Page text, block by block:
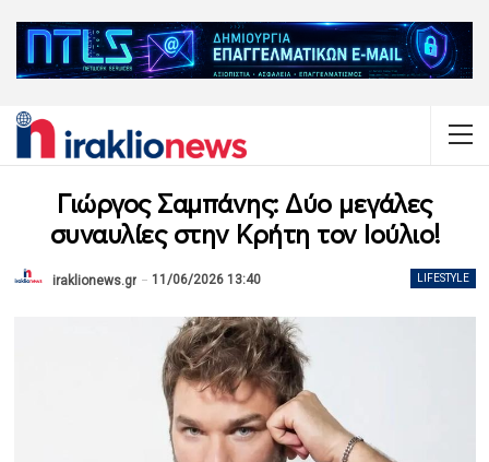
Γιώργος Σαμπάνης: Δύο μεγάλες
συναυλίες στην Κρήτη τον Ιούλιο!
LIFESTYLE
iraklionews.gr 11/06/2026 13:40